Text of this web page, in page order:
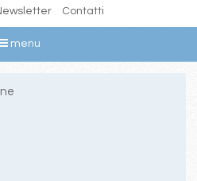
Contatti
menu